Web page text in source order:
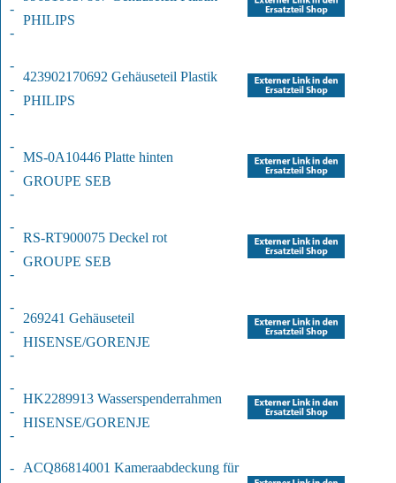
-
-
PHILIPS
-
-
-
423902170692 Gehäuseteil Plastik
PHILIPS
-
-
-
MS-0A10446 Platte hinten
GROUPE SEB
-
-
-
RS-RT900075 Deckel rot
GROUPE SEB
-
-
-
269241 Gehäuseteil
HISENSE/GORENJE
-
-
-
HK2289913 Wasserspenderrahmen
HISENSE/GORENJE
-
ACQ86814001 Kameraabdeckung für